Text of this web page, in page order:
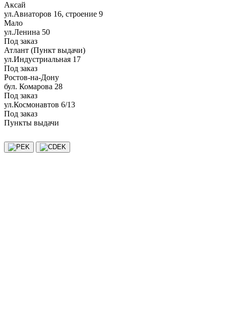
Аксай
ул.Авиаторов 16, строение 9
Мало
ул.Ленина 50
Под заказ
Атлант (Пункт выдачи)
ул.Индустриальная 17
Под заказ
Ростов-на-Дону
бул. Комарова 28
Под заказ
ул.Космонавтов 6/13
Под заказ
Пункты выдачи